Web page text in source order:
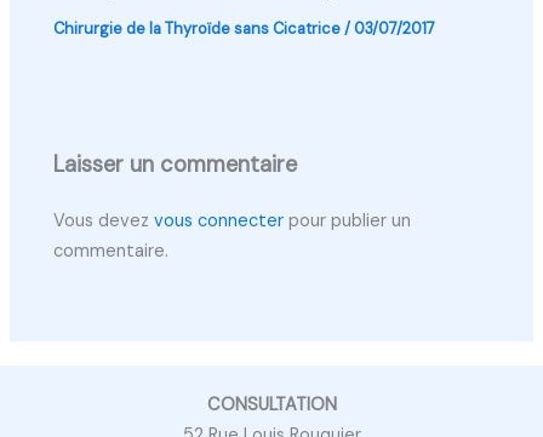
Chirurgie de la Thyroïde sans Cicatrice/03/07/2017
Laisser un commentaire
Vous devezvous connecter pour publier un
commentaire.
CONSULTATION